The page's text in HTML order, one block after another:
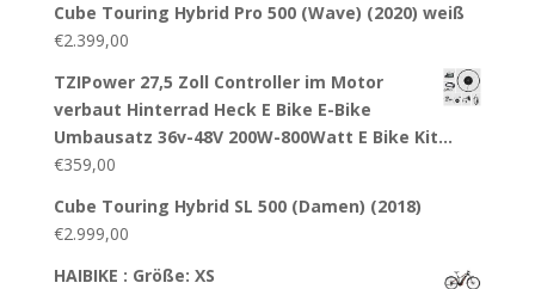
Cube Touring Hybrid Pro 500 (Wave) (2020) weiß
€2.399,00
TZIPower 27,5 Zoll Controller im Motor
verbaut Hinterrad Heck E Bike E-Bike
Umbausatz 36v-48V 200W-800Watt E Bike Kit…
€359,00
Cube Touring Hybrid SL 500 (Damen) (2018)
€2.999,00
HAIBIKE : Größe: XS